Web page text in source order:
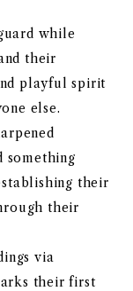
while
their
playful spirit
else.
something
their
their
via
their first